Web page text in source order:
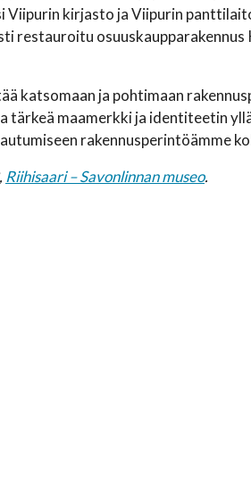
Viipurin kirjasto ja Viipurin
restauroitu
katsomaan ja pohtimaan
tärkeä maamerkki ja identiteetin
rakennusperintöämme
Riihisaari – Savonlinnan museo.